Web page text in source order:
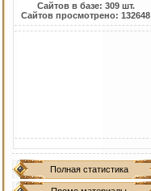
Сайтов в базе: 309 шт.
Сайтов просмотрено: 132648
Полная статистика